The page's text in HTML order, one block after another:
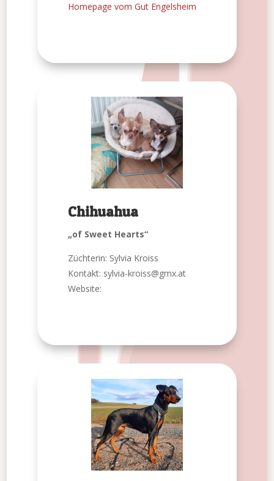
Homepage vom Gut Engelsheim
Chihuahua
„of Sweet Hearts“
Züchterin: Sylvia Kroiss
Kontakt: sylvia-kroiss@gmx.at
Website: